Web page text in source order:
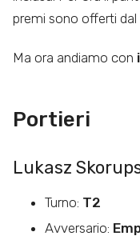
premi sono offerti dal
Ma ora andiamo con
Portieri
Lukasz
Turno: T2
Avversario: